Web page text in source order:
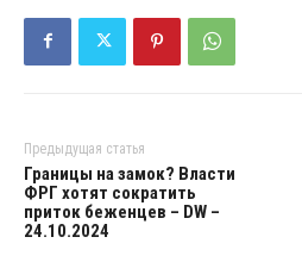
Предыдущая статья
Границы на замок? Власти
ФРГ хотят сократить
приток беженцев – DW –
24.10.2024